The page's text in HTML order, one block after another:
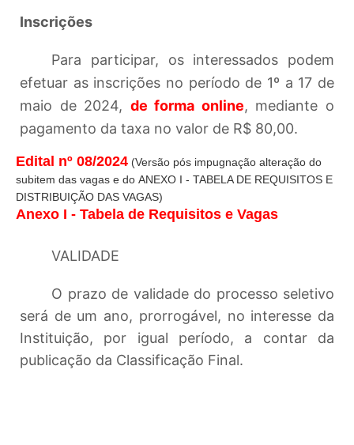
Inscrições
Para participar, os interessados podem
efetuar as inscrições no período de 1º a 17 de
maio de 2024, de forma online, mediante o
pagamento da taxa no valor de R$ 80,00.
Edital nº 08/2024 (Versão pós impugnação alteração do
subitem das vagas e do ANEXO I - TABELA DE REQUISITOS E
DISTRIBUIÇÃO DAS VAGAS)
Anexo I - Tabela de Requisitos e Vagas
VALIDADE
O prazo de validade do processo seletivo
será de um ano, prorrogável, no interesse da
Instituição, por igual período, a contar da
publicação da Classificação Final.